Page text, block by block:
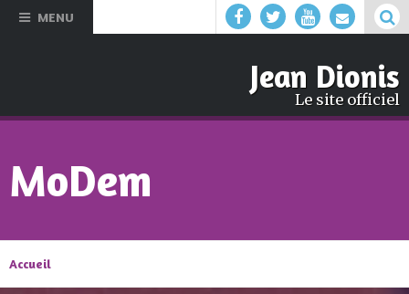
MENU
Jean Dionis
Le site officiel
MoDem
Accueil